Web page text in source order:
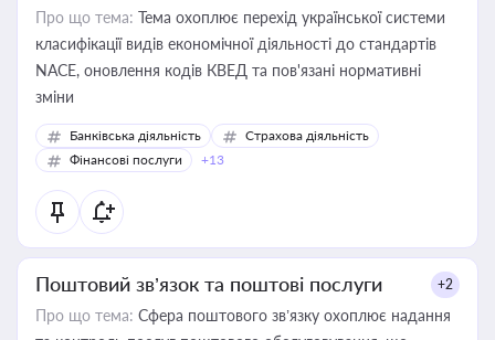
Про що тема: Тема охоплює перехід української системи
класифікації видів економічної діяльності до стандартів
NACE, оновлення кодів КВЕД та пов'язані нормативні
зміни
Банківська діяльність
Страхова діяльність
Фінансові послуги
+13
Поштовий зв’язок та поштові послуги +2
Про що тема: Сфера поштового зв’язку охоплює надання